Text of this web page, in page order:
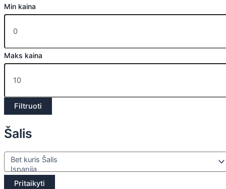
Min kaina
Maks kaina
Filtruoti
Šalis
Pritaikyti